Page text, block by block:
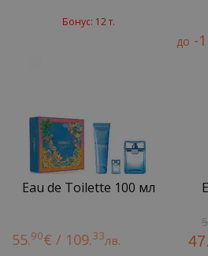
Бонус: 12 т.
Eau de Toilette 100 мл
55.90€ / 109.33лв.
до -
47.